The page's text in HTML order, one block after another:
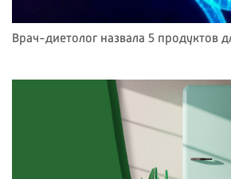
Врач-диетолог назвала 5 продуктов